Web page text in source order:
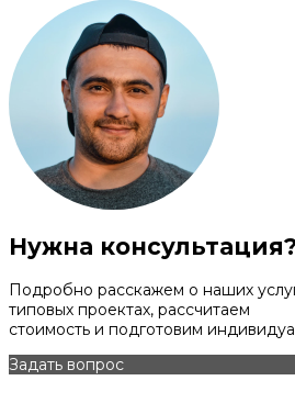
Нужна консультация?
Подробно расскажем о наших
типовых проектах, рассчитаем
стоимость и подготовим
Задать вопрос